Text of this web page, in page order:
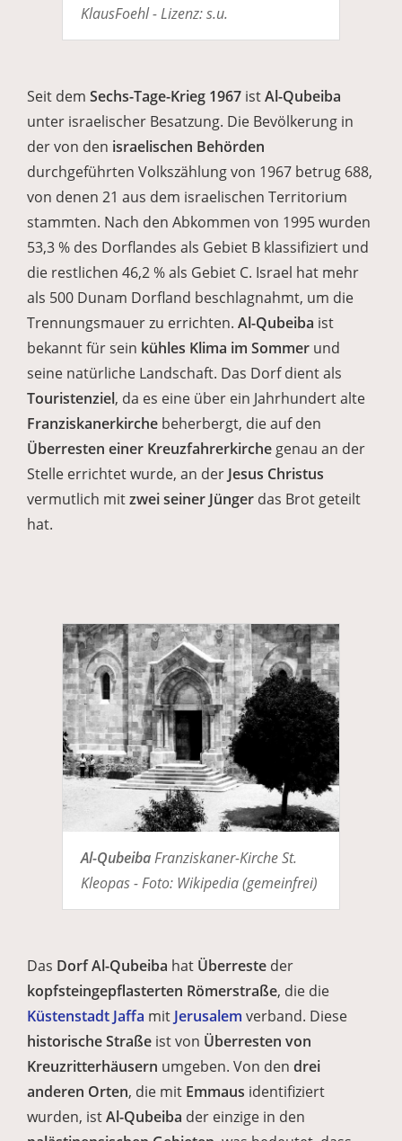
KlausFoehl - Lizenz: s.u.
Seit dem Sechs-Tage-Krieg 1967 istAl-Qubeiba
unter israelischer Besatzung. Die Bevölkerung in
der von den israelischen Behörden
durchgeführten Volkszählung von 1967 betrug 688,
von denen 21 aus dem israelischen Territorium
stammten. Nach den Abkommen von 1995 wurden
53,3 % des Dorflandes als Gebiet B klassifiziert und
die restlichen 46,2 % als Gebiet C. Israel hat mehr
als 500 Dunam Dorfland beschlagnahmt, um die
Trennungsmauer zu errichten. Al-Qubeiba ist
bekannt für sein kühles Klima im Sommer und
seine natürliche Landschaft. Das Dorf dient als
Touristenziel, da es eine über ein Jahrhundert alte
Franziskanerkirche beherbergt, die auf den
Überresten einer Kreuzfahrerkirche genau an der
Stelle errichtet wurde, an der Jesus Christus
vermutlich mitzwei seiner Jünger das Brot geteilt
hat.
Al-QubeibaFranziskaner-Kirche St.
Kleopas - Foto: Wikipedia (gemeinfrei)
Das DorfAl-Qubeiba hat Überreste der
kopfsteingepflasterten Römerstraße, die die
Küstenstadt Jaffa mit Jerusalem verband. Diese
historische Straße ist von Überresten von
Kreuzritterhäusern umgeben. Von den drei
anderen Orten, die mit Emmaus identifiziert
wurden, istAl-Qubeiba der einzige in den